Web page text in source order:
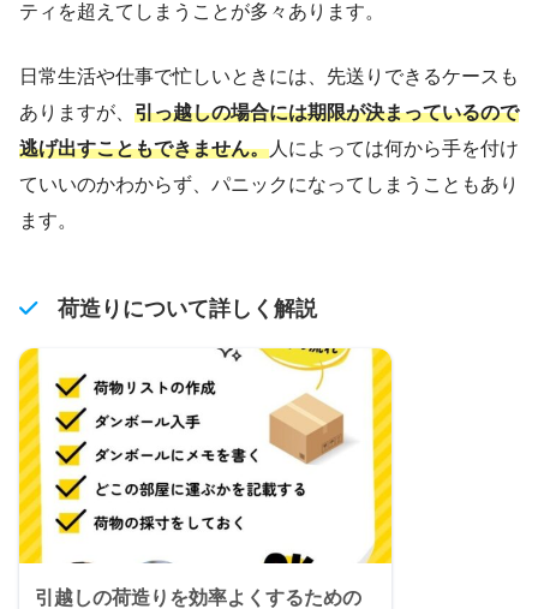
ティを超えてしまうことが多々あります。
日常生活や仕事で忙しいときには、先送りできるケースも
ありますが、 引っ越しの場合には期限が決まっているので
逃げ出すこともできません。人によっては何から手を付け
ていいのかわからず、パニックになってしまうこともあり
ます。
荷造りについて詳しく解説
引越しの荷造りを効率よくするための